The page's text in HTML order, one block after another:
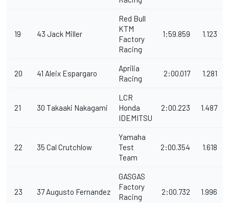
19 43 Jack Miller
Red Bull
KTM
Factory
Racing
1:59.859 1.123
20 41 Aleix Espargaro
Aprilia
Racing
2:00.017 1.281
21 30 Takaaki Nakagami
LCR
Honda
IDEMITSU
2:00.223 1.487
22 35 Cal Crutchlow
Yamaha
Test
Team
2:00.354 1.618
23 37Augusto Fernandez
GASGAS
Factory
Racing
2:00.732 1.996